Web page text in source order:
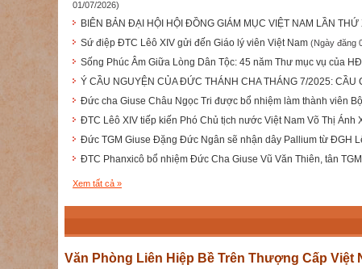
01/07/2026)
BIÊN BẢN ĐẠI HỘI HỘI ĐỒNG GIÁM MỤC VIỆT NAM LẦN
Sứ điệp ĐTC Lêô XIV gửi đến Giáo lý viên Việt Nam (Ngày đăng
Sống Phúc Âm Giữa Lòng Dân Tộc: 45 năm Thư mục vụ của
Ý CẦU NGUYỆN CỦA ĐỨC THÁNH CHA THÁNG 7/2025:
Đức cha Giuse Châu Ngọc Tri được bổ nhiệm làm thành viên
ĐTC Lêô XIV tiếp kiến Phó Chủ tịch nước Việt Nam Võ Thị Ánh
Đức TGM Giuse Đặng Đức Ngân sẽ nhận dây Pallium từ ĐGH
ĐTC Phanxicô bổ nhiệm Đức Cha Giuse Vũ Văn Thiên, tân
Xem tất cả »
Văn Phòng Liên Hiệp Bề Trên Thượng Cấp Việt